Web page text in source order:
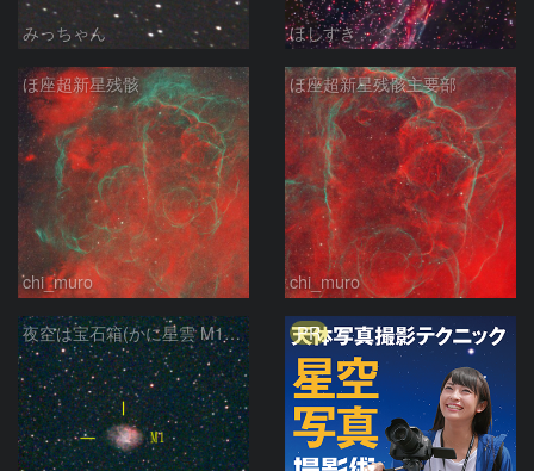
みっちゃん ほしすき
ほ座超新星残骸
chi_muro
ほ座超新星残骸主要部
chi_muro
夜空は宝石箱(かに星雲 M1) Seestar50 PR